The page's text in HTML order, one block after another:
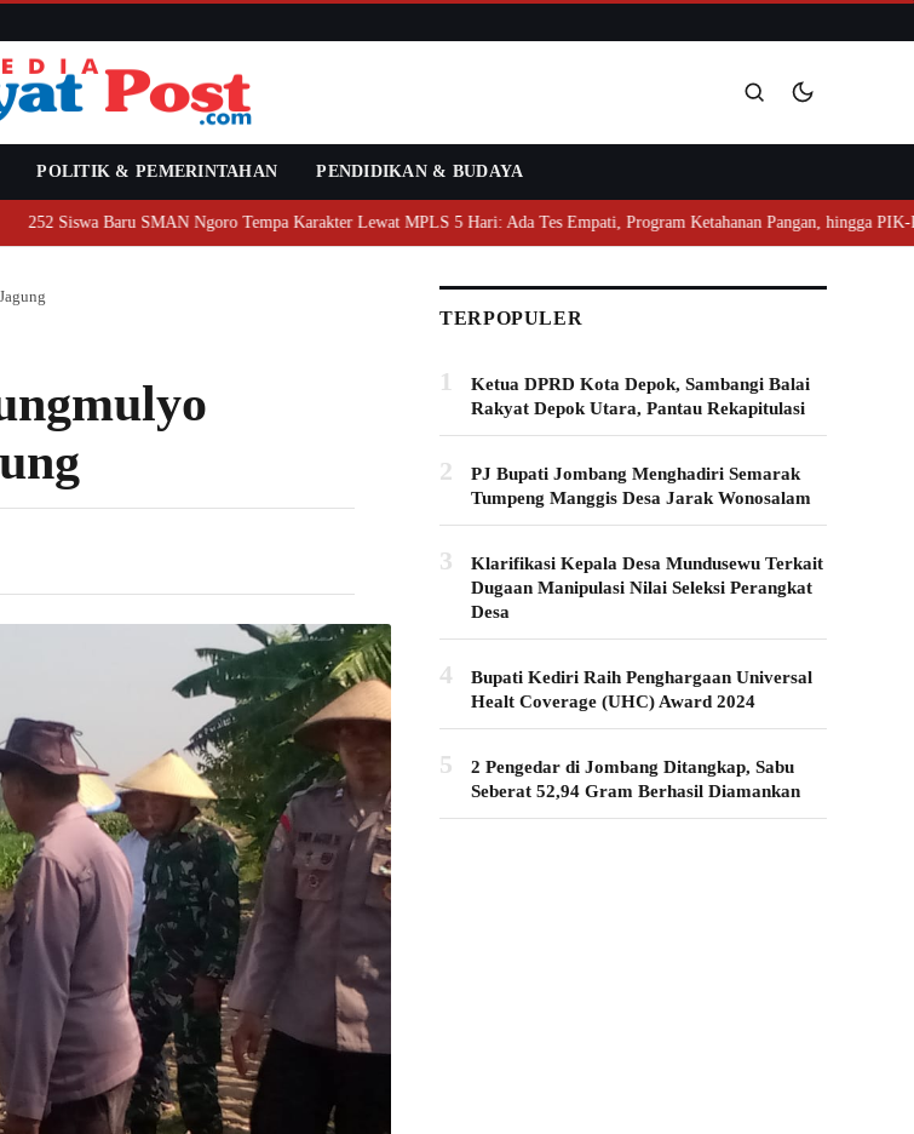
POLITIK & PEMERINTAHAN PENDIDIKAN & BUDAYA
252 Siswa Baru SMAN Ngoro Tempa Karakter Lewat MPLS 5 Hari: Ada Tes Empati, Program Ketahanan Pangan, hingga PIK-R
TERPOPULER
1
Ketua DPRD Kota Depok, Sambangi Balai
Rakyat Depok Utara, Pantau Rekapitulasi
2
PJ Bupati Jombang Menghadiri Semarak
Tumpeng Manggis Desa Jarak Wonosalam
3
Klarifikasi Kepala Desa Mundusewu Terkait
Dugaan Manipulasi Nilai Seleksi Perangkat
Desa
4
Bupati Kediri Raih Penghargaan Universal
Healt Coverage (UHC) Award 2024
5
2 Pengedar di Jombang Ditangkap, Sabu
Seberat 52,94 Gram Berhasil Diamankan